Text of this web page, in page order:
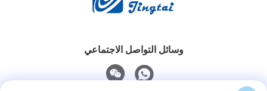
وسائل التواصل الاجتماعي